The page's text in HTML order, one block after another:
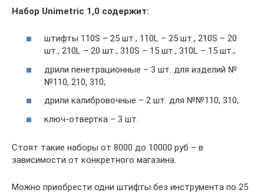
Набор Unimetric 1,0 содержит:
штифты 110S – 25 шт., 110L – 25 шт., 210S – 20
шт., 210L – 20 шт., 310S – 15 шт., 310L – 15 шт.;
дрили пенетрационные – 3 шт. для изделий №
№110, 210, 310;
дрили калибровочные – 2 шт. для №№110, 310;
ключ-отвертка – 3 шт.
Стоят такие наборы от 8000 до 10000 руб – в
зависимости от конкретного магазина.
Можно приобрести одни штифты без инструмента по 25